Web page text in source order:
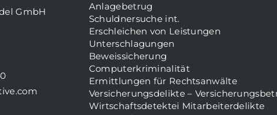
GmbH
Anlagebetrug
Schuldnersuche int.
Erschleichen von Leistungen
Unterschlagungen
Beweissicherung
Computerkriminalität
Ermittlungen für Rechtsanwälte
Versicherungsdelikte –
Wirtschaftsdetektei Mitarbeiterdelikte